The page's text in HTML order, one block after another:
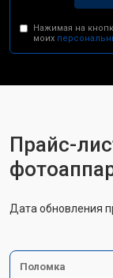
Нажимая на
моих
Прайс-
Дата обновления
Поломка